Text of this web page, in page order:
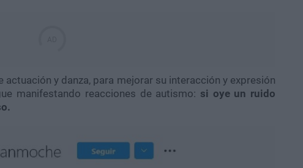
actuación y danza, para mejorar su interacción y expresión
manifestando reacciones de autismo: si oye un ruido